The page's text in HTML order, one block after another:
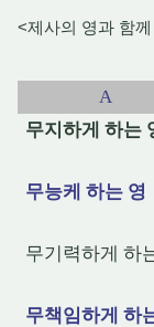
<제사의 영과 함
A
무지하게 하는
무능케 하는 영
무기력하게 하
무책임하게 하